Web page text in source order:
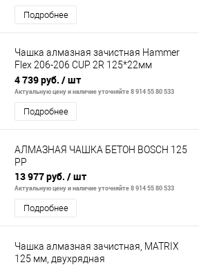
Подробнее
Чашка алмазная зачистная Hammer
Flex 206-206 CUP 2R 125*22мм
двухрядная
4 739 руб. / шт
Актуальную цену и наличие уточняйте 8 914 55 80 533
Подробнее
АЛМАЗНАЯ ЧАШКА БЕТОН BOSCH 125
РР
13 977 руб. / шт
Актуальную цену и наличие уточняйте 8 914 55 80 533
Подробнее
Чашка алмазная зачистная, MATRIX
125 мм, двухрядная